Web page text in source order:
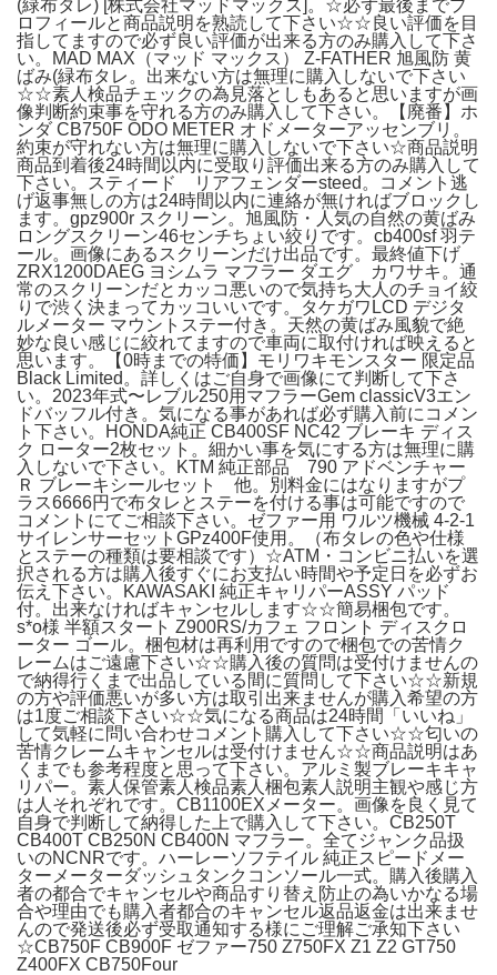
(緑布タレ) [株式会社マッドマックス]。☆必ず最後までプ
ロフィールと商品説明を熟読して下さい☆☆良い評価を目
指してますので必ず良い評価が出来る方のみ購入して下さ
い。MAD MAX（マッド マックス） Z-FATHER 旭風防 黄
ばみ(緑布タレ。出来ない方は無理に購入しないで下さい
☆☆素人検品チェックの為見落としもあると思いますが画
像判断約束事を守れる方のみ購入して下さい。【廃番】ホ
ンダ CB750F ODO METER オドメーターアッセンブリ。
約束が守れない方は無理に購入しないで下さい☆商品説明
商品到着後24時間以内に受取り評価出来る方のみ購入して
下さい。スティード リアフェンダーsteed。コメント逃
げ返事無しの方は24時間以内に連絡が無ければブロックし
ます。gpz900r スクリーン。旭風防・人気の自然の黄ばみ
ロングスクリーン46センチちょい絞りです。cb400sf 羽テ
ール。画像にあるスクリーンだけ出品です。最終値下げ
ZRX1200DAEG ヨシムラ マフラー ダエグ カワサキ。通
常のスクリーンだとカッコ悪いので気持ち大人のチョイ絞
りで渋く決まってカッコいいです。タケガワLCD デジタ
ルメーター マウントステー付き。天然の黄ばみ風貌で絶
妙な良い感じに絞れてますので車両に取付ければ映えると
思います。【0時までの特価】モリワキモンスター 限定品
Black Limited。詳しくはご自身で画像にて判断して下さ
い。2023年式〜レブル250用マフラーGem classicV3エン
ドバッフル付き。気になる事があれば必ず購入前にコメン
ト下さい。HONDA純正 CB400SF NC42 ブレーキ ディス
ク ローター2枚セット。細かい事を気にする方は無理に購
入しないで下さい。KTM 純正部品 790 アドベンチャー
Ｒ ブレーキシールセット 他。別料金にはなりますがプ
ラス6666円で布タレとステーを付ける事は可能ですので
コメントにてご相談下さい。ゼファー用 ワルツ機械 4-2-1
サイレンサーセットGPz400F使用。（布タレの色や仕様
とステーの種類は要相談です）☆ATM・コンビニ払いを選
択される方は購入後すぐにお支払い時間や予定日を必ずお
伝え下さい。KAWASAKI 純正キャリパーASSY パッド
付。出来なければキャンセルします☆☆簡易梱包です。
s*o様 半額スタート Z900RS/カフェ フロント ディスクロ
ーター ゴール。梱包材は再利用ですので梱包での苦情ク
レームはご遠慮下さい☆☆購入後の質問は受付けませんの
で納得行くまで出品している間に質問して下さい☆☆新規
の方や評価悪いが多い方は取引出来ませんが購入希望の方
は1度ご相談下さい☆☆気になる商品は24時間「いいね」
して気軽に問い合わせコメント購入して下さい☆☆匂いの
苦情クレームキャンセルは受付けません☆☆商品説明はあ
くまでも参考程度と思って下さい。アルミ製ブレーキキャ
リパー。素人保管素人検品素人梱包素人説明主観や感じ方
は人それぞれです。CB1100EXメーター。画像を良く見て
自身で判断して納得した上で購入して下さい。CB250T
CB400T CB250N CB400N マフラー。全てジャンク品扱
いのNCNRです。ハーレーソフテイル 純正スピードメー
ターメーターダッシュタンクコンソール一式。購入後購入
者の都合でキャンセルや商品すり替え防止の為いかなる場
合や理由でも購入者都合のキャンセル返品返金は出来ませ
んので発送後必ず受取通知する様にご理解ご承知下さい
☆CB750F CB900F ゼファー750 Z750FX Z1 Z2 GT750
Z400FX CB750Four